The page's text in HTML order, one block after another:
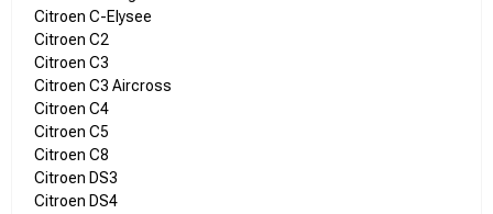
Citroen C-Elysee
Citroen C2
Citroen C3
Citroen C3 Aircross
Citroen C4
Citroen C5
Citroen C8
Citroen DS3
Citroen DS4